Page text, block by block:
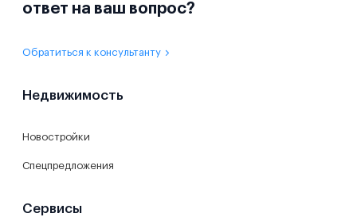
ответ на ваш вопрос?
Обратиться к консультанту
Недвижимость
Новостройки
Спецпредложения
Сервисы